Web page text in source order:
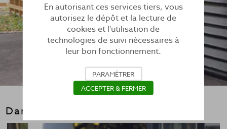
Dans la même gamme
En autorisant ces services tiers, vous
autorisez le dépôt et la lecture de
cookies et l'utilisation de
technologies de suivi nécessaires à
leur bon fonctionnement.
PARAMÉTRER
ACCEPTER & FERMER